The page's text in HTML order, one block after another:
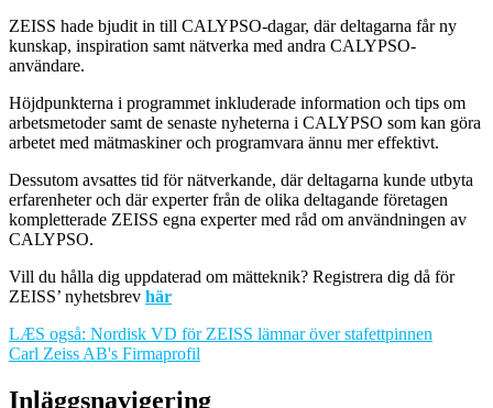
ZEISS hade bjudit in till CALYPSO-dagar, där deltagarna får ny
kunskap, inspiration samt nätverka med andra CALYPSO-
användare.
Höjdpunkterna i programmet inkluderade information och tips om
arbetsmetoder samt de senaste nyheterna i CALYPSO som kan göra
arbetet med mätmaskiner och programvara ännu mer effektivt.
Dessutom avsattes tid för nätverkande, där deltagarna kunde utbyta
erfarenheter och där experter från de olika deltagande företagen
kompletterade ZEISS egna experter med råd om användningen av
CALYPSO.
Vill du hålla dig uppdaterad om mätteknik? Registrera dig då för
ZEISS’ nyhetsbrev här
LÆS også: Nordisk VD för ZEISS lämnar över stafettpinnen
Carl Zeiss AB's Firmaprofil
Inläggsnavigering